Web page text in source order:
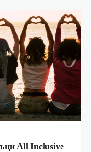
All Inclusive